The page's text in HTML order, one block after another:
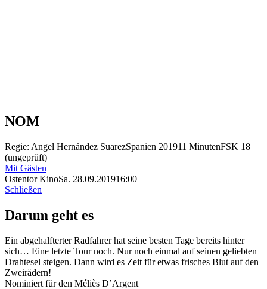
NOM
Regie: Angel Hernández SuarezSpanien 201911 MinutenFSK 18
(ungeprüft)
Mit Gästen
Ostentor KinoSa. 28.09.201916:00
Schließen
Darum geht es
Ein abgehalfterter Radfahrer hat seine besten Tage bereits hinter
sich… Eine letzte Tour noch. Nur noch einmal auf seinen geliebten
Drahtesel steigen. Dann wird es Zeit für etwas frisches Blut auf den
Zweirädern!
Nominiert für den Méliès D’Argent